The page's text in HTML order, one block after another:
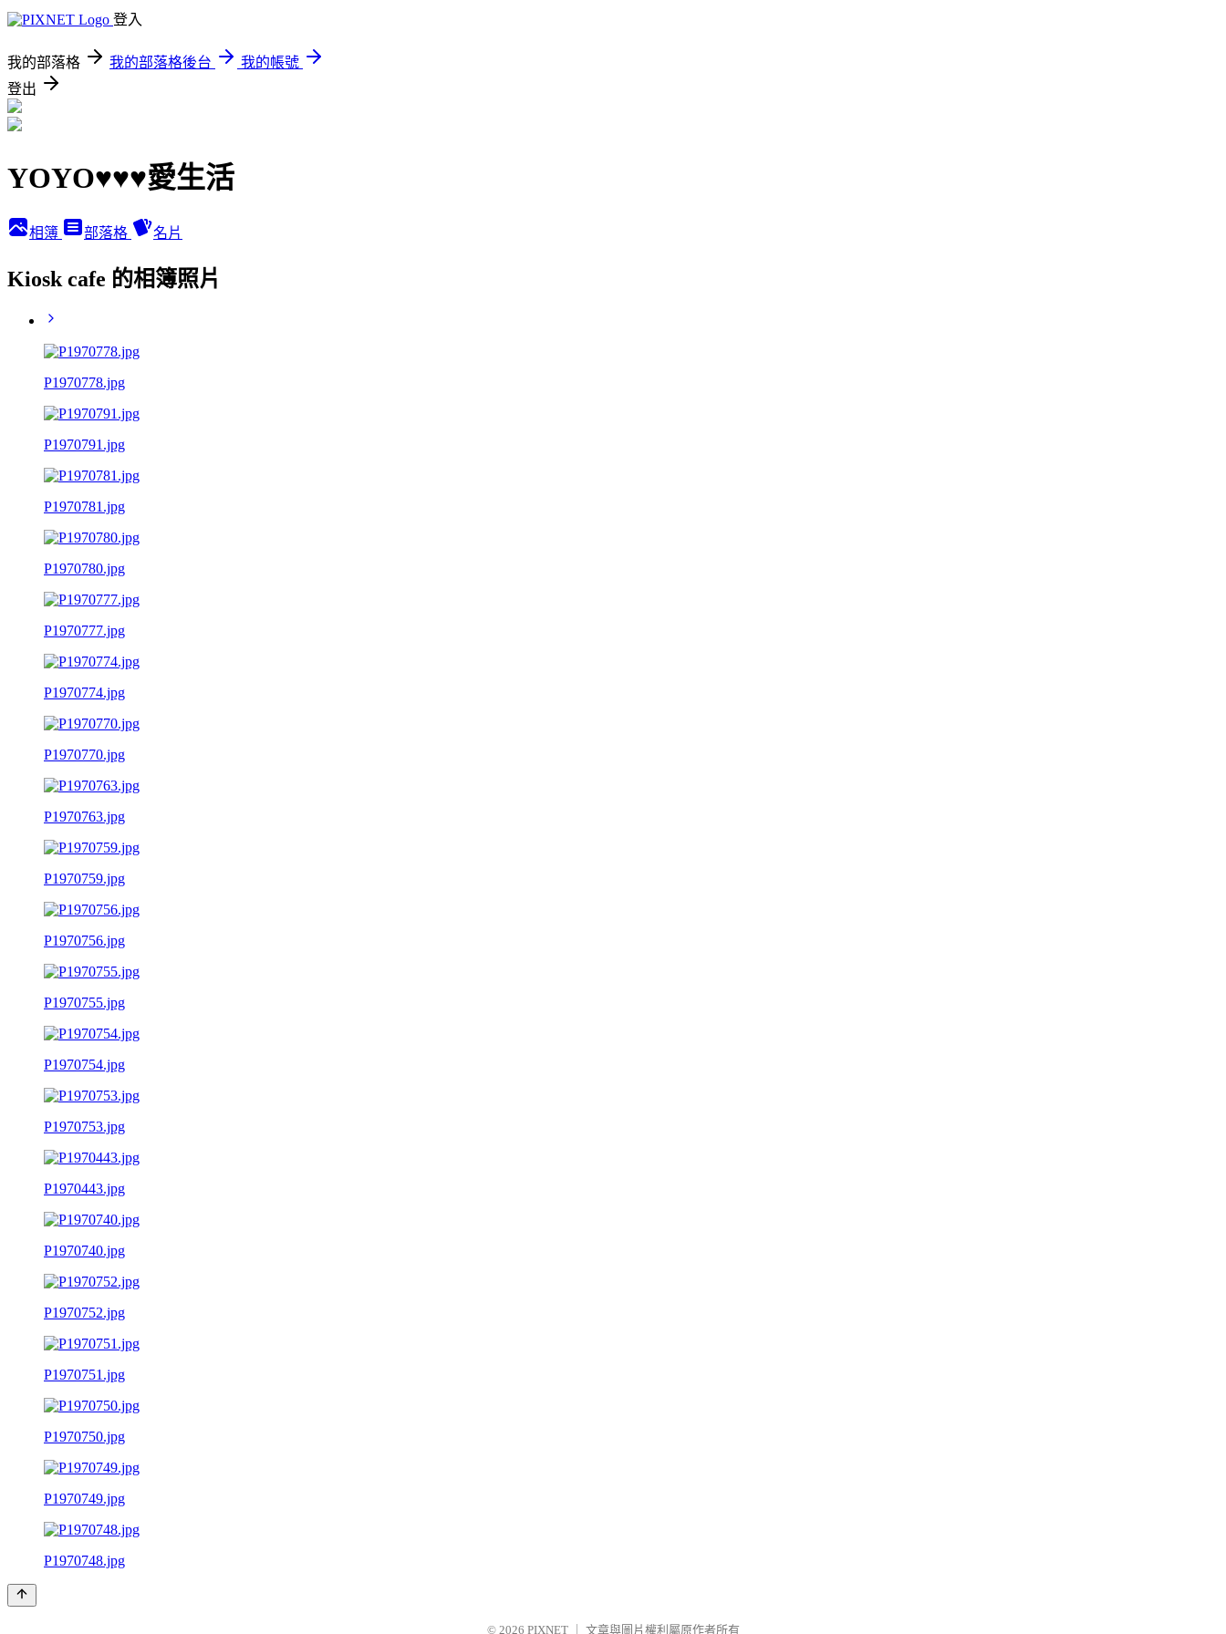
登入
我的部落格 我的部落格後台
我的帳號
登出
YOYO♥♥♥愛生活
相簿 部落格 名片
Kiosk cafe 的相簿照片
P1970778.jpg
P1970791.jpg
P1970781.jpg
P1970780.jpg
P1970777.jpg
P1970774.jpg
P1970770.jpg
P1970763.jpg
P1970759.jpg
P1970756.jpg
P1970755.jpg
P1970754.jpg
P1970753.jpg
P1970443.jpg
P1970740.jpg
P1970752.jpg
P1970751.jpg
P1970750.jpg
P1970749.jpg
P1970748.jpg
© 2026 PIXNET 文章與圖片權利屬原作者所有